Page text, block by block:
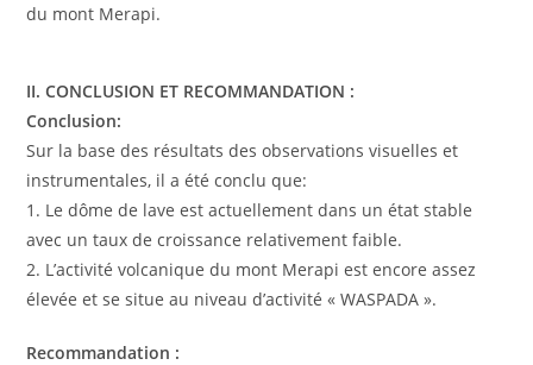
du mont Merapi.
II. CONCLUSION ET RECOMMANDATION :
Conclusion:
Sur la base des résultats des observations visuelles et
instrumentales, il a été conclu que:
1. Le dôme de lave est actuellement dans un état stable
avec un taux de croissance relativement faible.
2. L’activité volcanique du mont Merapi est encore assez
élevée et se situe au niveau d’activité « WASPADA ».
Recommandation :